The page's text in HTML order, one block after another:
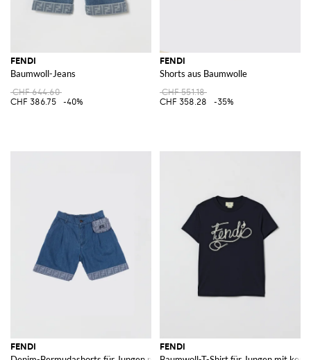
FENDI
Baumwoll-Jeans
CHF 644.60
CHF 386.75
-40%
FENDI
Shorts aus Baumwolle
CHF 551.18
CHF 358.28
-35%
FENDI FENDI